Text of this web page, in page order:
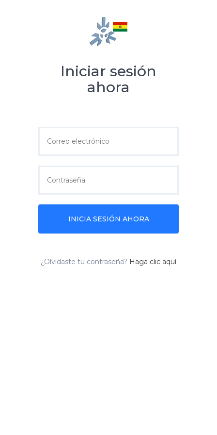
Iniciar sesión
ahora
INICIA SESIÓN AHORA
¿Olvidaste tu contraseña? Haga clic aquí